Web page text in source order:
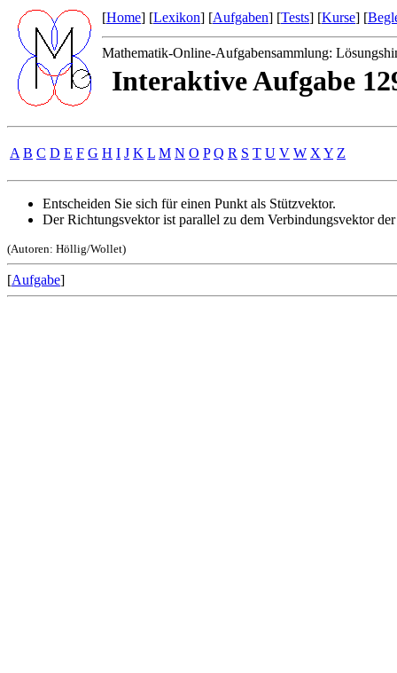
[Home] [Lexikon] [Aufgaben] [Tests] [Kurse] [
Mathematik-Online-Aufgabensammlung:
Interaktive Aufgabe
A B C D E F G H I J K L M N O P Q R S T U V W X Y Z
Entscheiden Sie sich für einen Punkt als Stützvektor.
Der Richtungsvektor ist parallel zu dem Verbindungsvektor
(Autoren: Höllig/Wollet)
[Aufgabe]